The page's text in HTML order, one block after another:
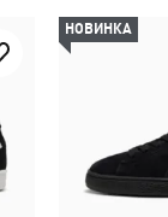
НОВИНКА